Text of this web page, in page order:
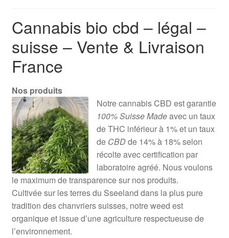
Cannabis bio cbd – légal –
suisse – Vente & Livraison
France
Nos produits
Notre cannabis CBD est garantie
100% Suisse Madeavec un taux
de THC inférieur à 1% et un taux
deCBDde 14% à 18% selon
récolte avec certification par
laboratoire agréé. Nous voulons
le maximum de transparence sur nos produits.
Cultivée sur les terres du Sseeland dans la plus pure
tradition des chanvriers suisses, notre weed est
organique et issue d’une agriculture respectueuse de
l’environnement.